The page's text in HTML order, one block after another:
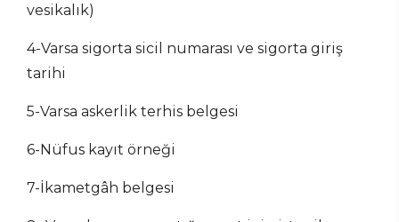
vesikalık)
4-Varsa sigorta sicil numarası ve sigorta giriş
tarihi
5-Varsa askerlik terhis belgesi
6-Nüfus kayıt örneği
7-İkametgâh belgesi